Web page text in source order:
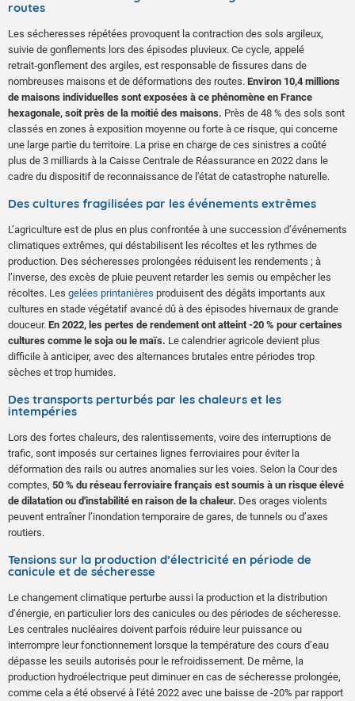
routes
Les sécheresses répétées provoquent la contraction des sols argileux,
suivie de gonflements lors des épisodes pluvieux. Ce cycle, appelé
retrait‑gonflement des argiles, est responsable de fissures dans de
nombreuses maisons et de déformations des routes. Environ 10,4 millions
de maisons individuelles sont exposées à ce phénomène en France
hexagonale, soit près de la moitié des maisons. Près de 48 % des sols sont
classés en zones à exposition moyenne ou forte à ce risque, qui concerne
une large partie du territoire. La prise en charge de ces sinistres a coûté
plus de 3 milliards à la Caisse Centrale de Réassurance en 2022 dans le
cadre du dispositif de reconnaissance de l'état de catastrophe naturelle.
Des cultures fragilisées par les événements extrêmes
L’agriculture est de plus en plus confrontée à une succession d’événements
climatiques extrêmes, qui déstabilisent les récoltes et les rythmes de
production. Des sécheresses prolongées réduisent les rendements ; à
l’inverse, des excès de pluie peuvent retarder les semis ou empêcher les
récoltes. Les gelées printanières produisent des dégâts importants aux
cultures en stade végétatif avancé dû à des épisodes hivernaux de grande
douceur. En 2022, les pertes de rendement ont atteint -20 % pour certaines
cultures comme le soja ou le maïs. Le calendrier agricole devient plus
difficile à anticiper, avec des alternances brutales entre périodes trop
sèches et trop humides.
Des transports perturbés par les chaleurs et les
intempéries
Lors des fortes chaleurs, des ralentissements, voire des interruptions de
trafic, sont imposés sur certaines lignes ferroviaires pour éviter la
déformation des rails ou autres anomalies sur les voies. Selon la Cour des
comptes, 50 % du réseau ferroviaire français est soumis à un risque élevé
de dilatation ou d'instabilité en raison de la chaleur. Des orages violents
peuvent entraîner l’inondation temporaire de gares, de tunnels ou d’axes
routiers.
Tensions sur la production d’électricité en période de
canicule et de sécheresse
Le changement climatique perturbe aussi la production et la distribution
d’énergie, en particulier lors des canicules ou des périodes de sécheresse.
Les centrales nucléaires doivent parfois réduire leur puissance ou
interrompre leur fonctionnement lorsque la température des cours d’eau
dépasse les seuils autorisés pour le refroidissement. De même, la
production hydroélectrique peut diminuer en cas de sécheresse prolongée,
comme cela a été observé à l'été 2022 avec une baisse de -20% par rapport